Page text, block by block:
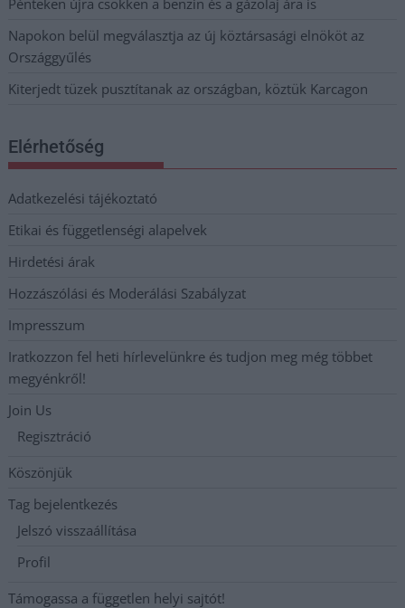
Napokon belül megválasztja az új köztársasági elnököt az
Országgyűlés
Kiterjedt tüzek pusztítanak az országban, köztük Karcagon
Elérhetőség
Adatkezelési tájékoztató
Etikai és függetlenségi alapelvek
Hirdetési árak
Hozzászólási és Moderálási Szabályzat
Impresszum
Iratkozzon fel heti hírlevelünkre és tudjon meg még többet
megyénkről!
Join Us
Regisztráció
Köszönjük
Tag bejelentkezés
Jelszó visszaállítása
Profil
Támogassa a független helyi sajtót!